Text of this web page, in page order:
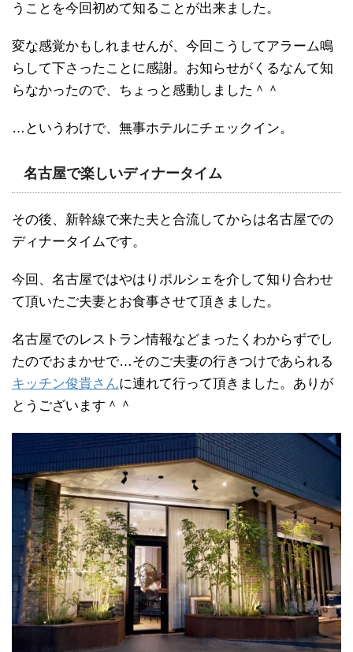
うことを今回初めて知ることが出来ました。
変な感覚かもしれませんが、今回こうしてアラーム鳴
らして下さったことに感謝。お知らせがくるなんて知
らなかったので、ちょっと感動しました＾＾
…というわけで、無事ホテルにチェックイン。
名古屋で楽しいディナータイム
その後、新幹線で来た夫と合流してからは名古屋での
ディナータイムです。
今回、名古屋ではやはりポルシェを介して知り合わせ
て頂いたご夫妻とお食事させて頂きました。
名古屋でのレストラン情報などまったくわからずでし
たのでおまかせで…そのご夫妻の行きつけであられる
キッチン俊貴さんに連れて行って頂きました。ありが
とうございます＾＾